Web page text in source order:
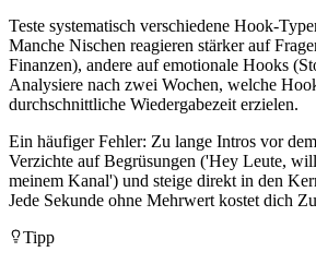
Teste systematisch verschiedene Hook-
Manche Nischen reagieren stärker auf
Finanzen), andere auf emotionale Hooks
Analysiere nach zwei Wochen, welche
durchschnittliche Wiedergabezeit erzielen.
Ein häufiger Fehler: Zu lange Intros vor
Verzichte auf Begrüsungen ('Hey Leute,
meinem Kanal') und steige direkt in den
Jede Sekunde ohne Mehrwert kostet dich
Tipp